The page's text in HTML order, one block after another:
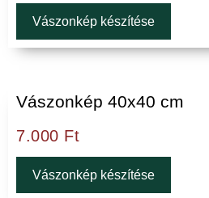
Vászonkép készítése
Vászonkép 40x40 cm
7.000 Ft
Vászonkép készítése